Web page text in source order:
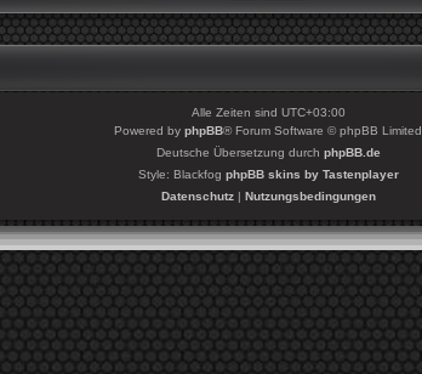
Alle Zeiten sind UTC+03:00
Powered by phpBB® Forum Software © phpBB Limited
Deutsche Übersetzung durch phpBB.de
Style: Blackfog phpBB skins by Tastenplayer
Datenschutz| Nutzungsbedingungen